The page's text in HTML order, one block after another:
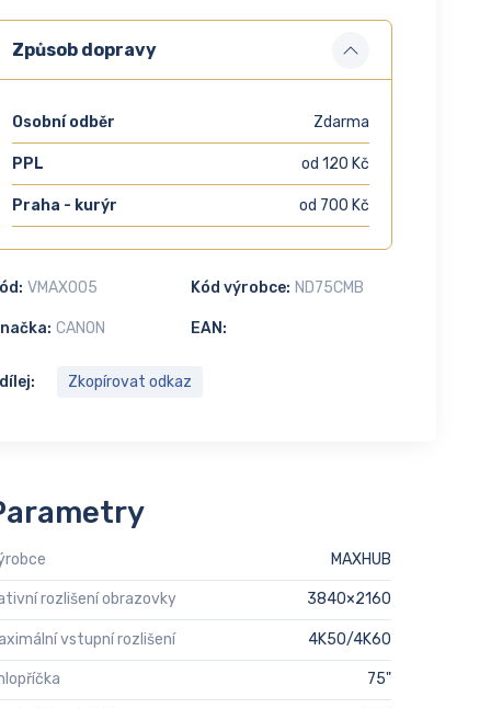
Způsob dopravy
Osobní odběr Zdarma
PPL od 120 Kč
Praha - kurýr od 700 Kč
VMAX005 Kód výrobce: ND75CMB
EAN:
CANON
Zkopírovat odkaz
MAXHUB
rozlišení obrazovky 3840×2160
vstupní rozlišení 4K50/4K60
75"